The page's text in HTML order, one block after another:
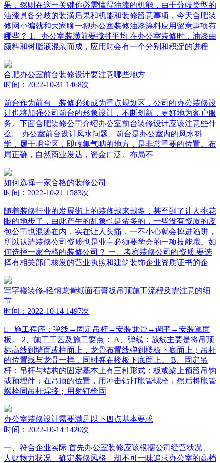
果，然则在这一关键你必需懂得油漆的机能，由于分歧类型的
油漆具备分歧的装潢后果和机能和装修留意事项，今天合肥装
修网小编就和大家聊一聊办公室装修油漆涂料应用留意事项有
哪些？ 1、办公室装潢前要搅拌平均 在办公室装修时，油漆由
颜料和树脂液混杂而成，应用时会有一个分别和积淀的进程
合肥办公室前台装修设计要注意哪些地方
时间：2022-10-31 1468次
前台作为前台，装修必须成为重点规划区，公司的办公装修设
计也将加强公司前台的形象设计，不断创新，更好地为客户服
务。下面合肥装修公司介绍办公室前台装修设计应该注意些什
么。 办公室前台设计风水问题。前台是办公室内的风水科
学，属于明堂区，即收集气呐的地方，是非常重要的位置。布
局正确，自然商业发达，资金广泛。布局不
如何选择一家合格的装修公司
时间：2022-10-21 1583次
随着装修行业的发展街上的装修越来越多，甚至到了让人挑花
眼的地步了，由此产生的乱象也是蛮多的，一些没有资质的皮
包公司也混迹在内，实在让人头痛，一不小心就会掉进陷阱，
所以认清装修公司资质也是业主必须要学会的一项技能哦。如
何选择一家合格的装修公司？ 一、考察装修公司的资质 要选
择有相关部门核发的营业执照和建筑装饰企业资质证书的企
写字楼装修-轻钢龙骨纸面石膏板吊顶施工流程及需注意的细
节
时间：2022-10-14 1497次
l、施工程序：弹线→固定吊杆→安装龙骨→调平→安装罩面
板。 2、施工工艺及施工要点： A、弹线：放线主要是将吊顶
标高线到墙面或柱面上，龙骨布置线弹到楼板下底面上；吊杆
的位置线与龙骨一样，同时弹在楼板下底面上。 B、固定吊
杆：吊杆与结构的固定基本上有三种形式：板或梁上预留吊钩
或预埋件；在吊顶的位置，用冲击钻打胀管螺栓，然后将胀管
螺栓同吊杆焊接；用射钉枪固
办公室装修设计需要满足以下四点基本要求
时间：2022-10-14 1420次
一、符合企业实际 首先办公室装修应该根据公司经营状况、
人财物力状况，确定装修风格，却不可一味追求办公室的高档